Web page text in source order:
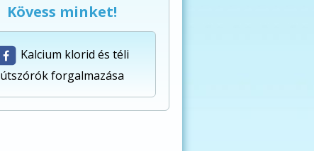
Kövess minket!
Kalcium klorid és téli
útszórók forgalmazása